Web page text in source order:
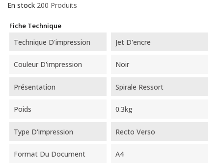
En stock 200 Produits
Fiche Technique
Technique D'impression Jet D'encre
Couleur D'impression Noir
Présentation Spirale Ressort
Poids 0.3kg
Type D'impression Recto Verso
Format Du Document A4